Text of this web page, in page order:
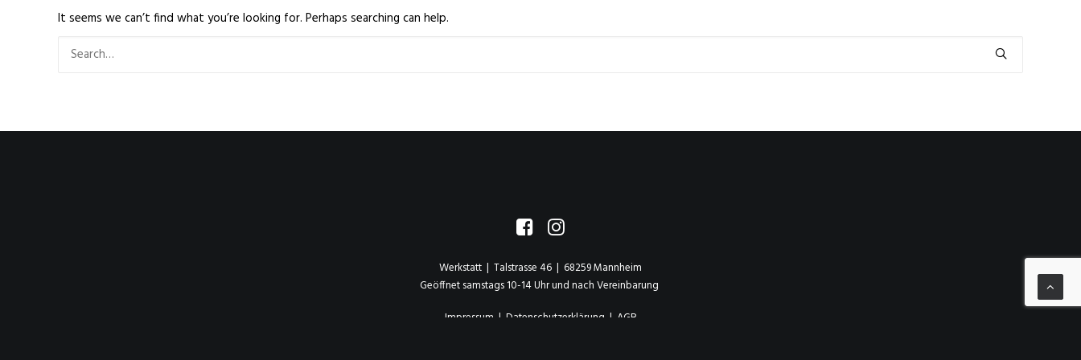
It seems we can’t find what you’re looking for. Perhaps searching can help.
Werkstatt | Talstrasse 46 | 68259 Mannheim
Geöffnet samstags 10-14 Uhr und nach Vereinbarung
Impressum | Datenschutzerklärung | AGB